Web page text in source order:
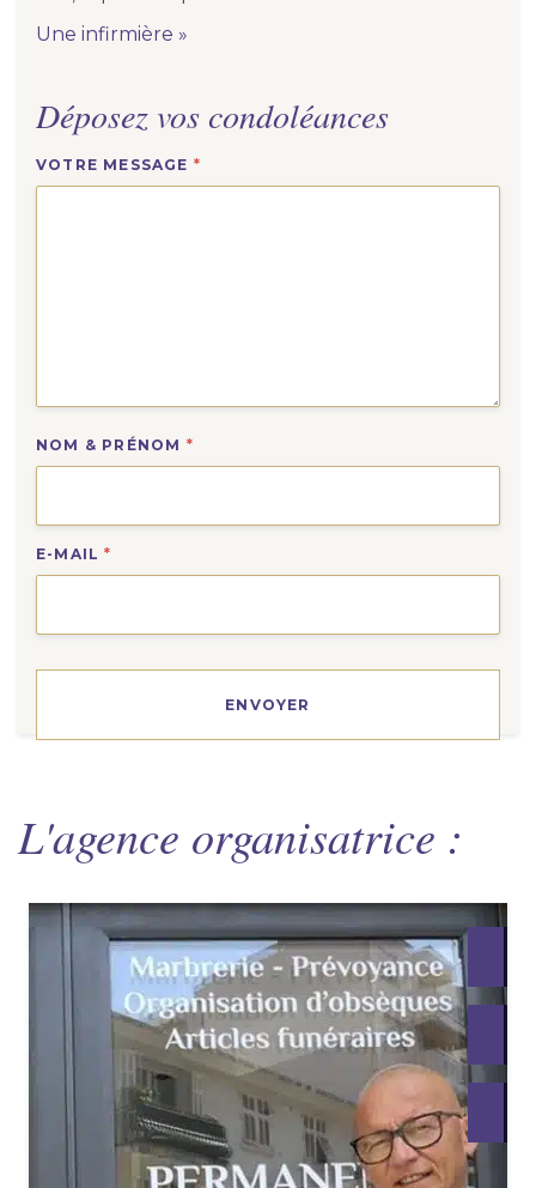
Une infirmière »
Déposez vos condoléances
VOTRE MESSAGE *
NOM & PRÉNOM *
E-MAIL*
L'agence organisatrice :